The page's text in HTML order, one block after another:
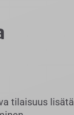
tilaisuus lisätä